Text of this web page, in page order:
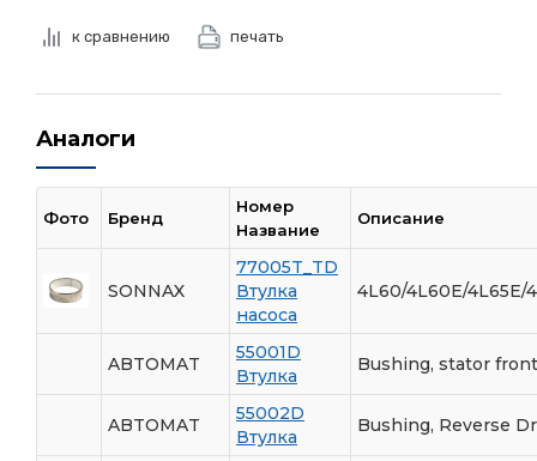
к сравнению печать
Аналоги
Фото Бренд
Номер
Название
Описание
SONNAX
77005T_TD
Втулка
насоса
4L60/4L60E/4L65E/
ABTOMAT
55001D
Втулка
Bushing, stator front
ABTOMAT
55002D
Втулка
Bushing, Reverse